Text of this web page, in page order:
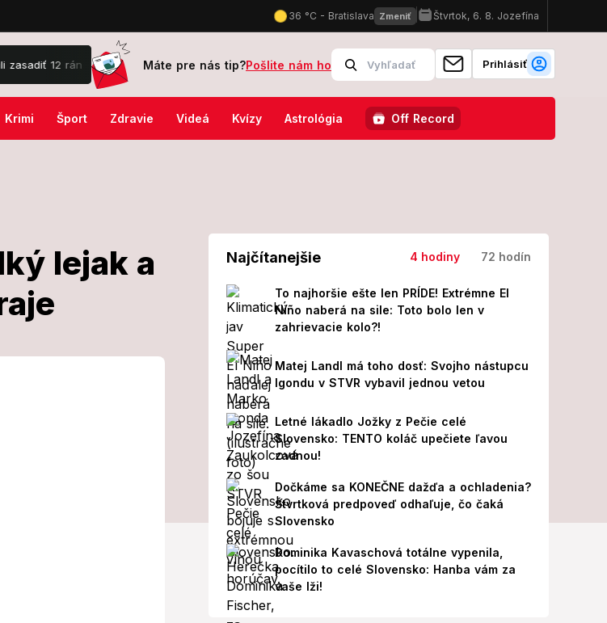
rán Na Slovensku padla desivá hranica: TU namerali 42 stupňov Celzia! Romana Juraška to ťahá k
Máte pre nás tip?Pošlite nám ho Prihlásiť
Krimi Šport Zdravie Videá Kvízy Astrológia Off Record
lejak a
Najčítanejšie 4 hodiny 72 hodín
To najhoršie ešte len PRÍDE! Extrémne El
Niño naberá na sile: Toto bolo len v
zahrievacie kolo?!
Matej Landl má toho dosť: Svojho nástupcu
Igondu v STVR vybavil jednou vetou
Letné lákadlo Jožky z Pečie celé
Slovensko: TENTO koláč upečiete ľavou
zadnou!
Dočkáme sa KONEČNE dažďa a ochladenia?
Štvrtková predpoveď odhaľuje, čo čaká
Slovensko
Dominika Kavaschová totálne vypenila,
pocítilo to celé Slovensko: Hanba vám za
vaše lži!